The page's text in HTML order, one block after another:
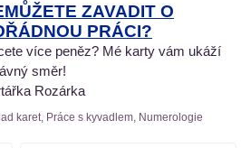
ZAVADIT O
PRÁCI?
více peněz? Mé karty vám ukáží
směr!
Rozárka
karet, Práce s kyvadlem, Numerologie